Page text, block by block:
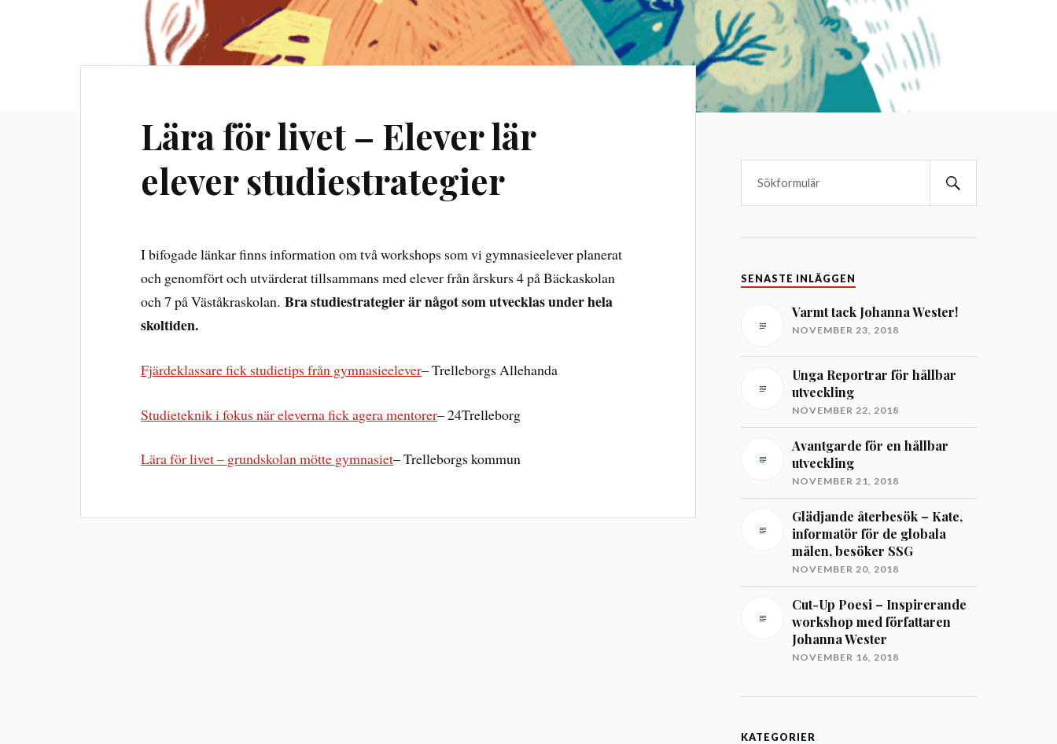
Lära för livet – Elever lär
elever studiestrategier
I bifogade länkar finns information om två workshops som vi gymnasieelever planerat
och genomfört och utvärderat tillsammans med elever från årskurs 4 på Bäckaskolan
och 7 på Väståkraskolan.Bra studiestrategier är något som utvecklas under hela
skoltiden.
Fjärdeklassare fick studietips från gymnasieelever– Trelleborgs Allehanda
Studieteknik i fokus när eleverna fick agera mentorer– 24Trelleborg
Lära för livet – grundskolan mötte gymnasiet– Trelleborgs kommun
SENASTE INLÄGGEN
Varmt tack Johanna Wester!
NOVEMBER 23, 2018
Unga Reportrar för hållbar
utveckling
NOVEMBER 22, 2018
Avantgarde för en hållbar
utveckling
NOVEMBER 21, 2018
Glädjande återbesök – Kate,
informatör för de globala
målen, besöker SSG
NOVEMBER 20, 2018
Cut-Up Poesi – Inspirerande
workshop med författaren
Johanna Wester
NOVEMBER 16, 2018
KATEGORIER